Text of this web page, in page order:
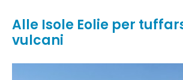
Alle Isole Eolie per
vulcani